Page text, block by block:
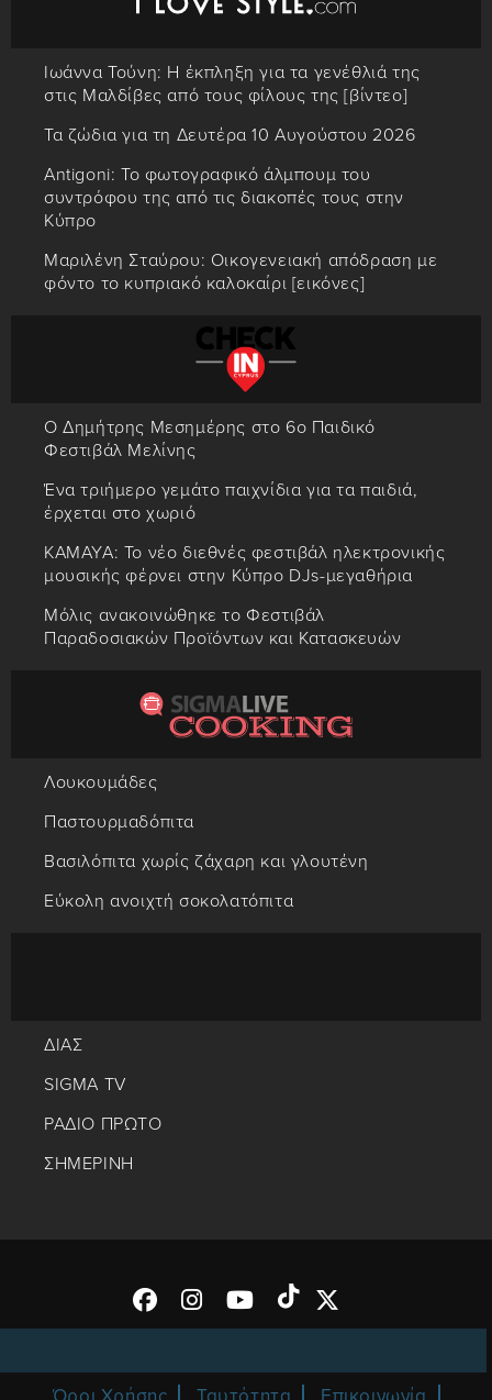
Ιωάννα Τούνη: Η έκπληξη για τα γενέθλιά της
στις Μαλδίβες από τους φίλους της [βίντεο]
Τα ζώδια για τη Δευτέρα 10 Αυγούστου 2026
Antigoni: Το φωτογραφικό άλμπουμ του
συντρόφου της από τις διακοπές τους στην
Κύπρο
Μαριλένη Σταύρου: Οικογενειακή απόδραση με
φόντο το κυπριακό καλοκαίρι [εικόνες]
Ο Δημήτρης Μεσημέρης στο 6ο Παιδικό
Φεστιβάλ Μελίνης
Ένα τριήμερο γεμάτο παιχνίδια για τα παιδιά,
έρχεται στο χωριό
KAMAYA: Το νέο διεθνές φεστιβάλ ηλεκτρονικής
μουσικής φέρνει στην Κύπρο DJs-μεγαθήρια
Mόλις ανακοινώθηκε το Φεστιβάλ
Παραδοσιακών Προϊόντων και Κατασκευών
Λουκουμάδες
Παστουρμαδόπιτα
Βασιλόπιτα χωρίς ζάχαρη και γλουτένη
Εύκολη ανοιχτή σοκολατόπιτα
ΔΙΑΣ
SIGMA TV
ΡΑΔΙΟ ΠΡΩΤΟ
ΣΗΜΕΡΙΝΗ